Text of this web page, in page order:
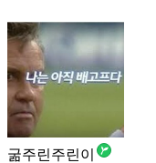
굶주린주린이